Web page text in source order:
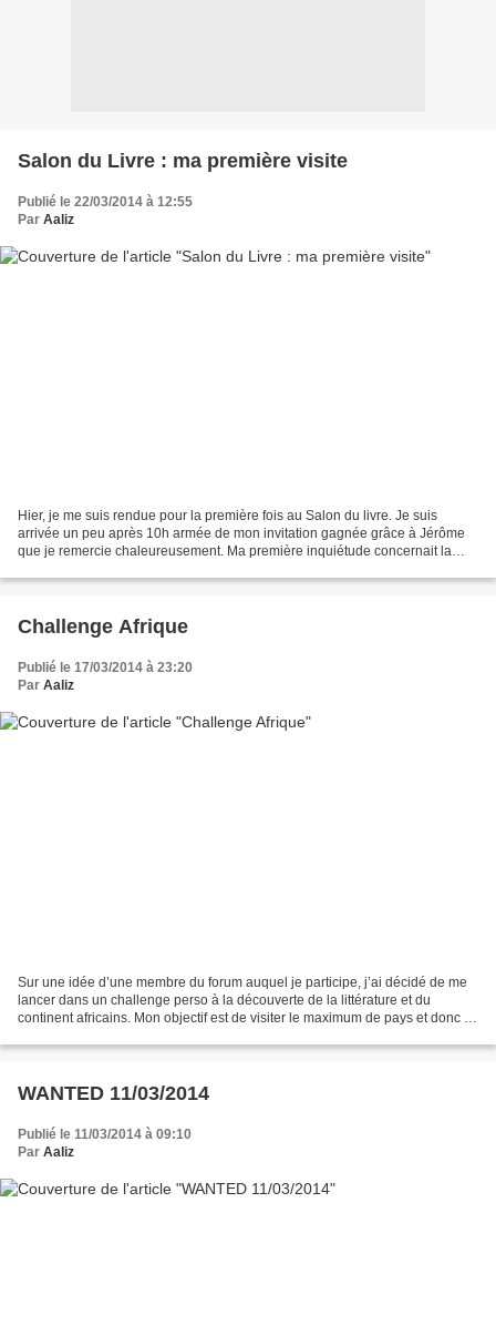
Salon du Livre : ma première visite
Publié le 22/03/2014 à 12:55
Par Aaliz
Hier, je me suis rendue pour la première fois au Salon du livre. Je suis
arrivée un peu après 10h armée de mon invitation gagnée grâce à Jérôme
que je remercie chaleureusement. Ma première inquiétude concernait la
Challenge Afrique
Publié le 17/03/2014 à 23:20
Par Aaliz
Sur une idée d’une membre du forum auquel je participe, j’ai décidé de me
lancer dans un challenge perso à la découverte de la littérature et du
continent africains. Mon objectif est de visiter le maximum de pays et donc le
WANTED 11/03/2014
Publié le 11/03/2014 à 09:10
Par Aaliz